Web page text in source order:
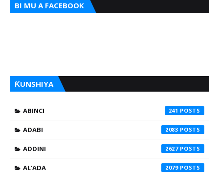
BI MU A FACEBOOK
ƘUNSHIYA
ABINCI 241
ADABI 2083
ADDINI 2627
AL'ADA 2079